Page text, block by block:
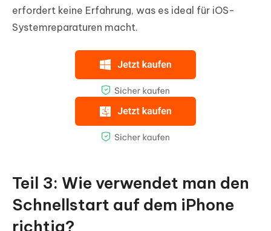
erfordert keine Erfahrung, was es ideal für iOS-
Systemreparaturen macht.
Teil 3: Wie verwendet man den
Schnellstart auf dem iPhone
richtig?